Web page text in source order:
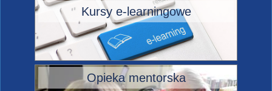
Kursy e-learningowe
Opieka mentorska